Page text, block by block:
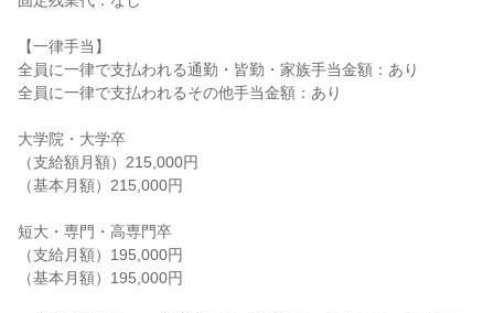
【一律手当】
全員に一律で支払われる通勤・皆勤・家族手当金額：あり
全員に一律で支払われるその他手当金額：あり
大学院・大学卒
（支給額月額）215,000円
（基本月額）215,000円
短大・専門・高専門卒
（支給月額）195,000円
（基本月額）195,000円